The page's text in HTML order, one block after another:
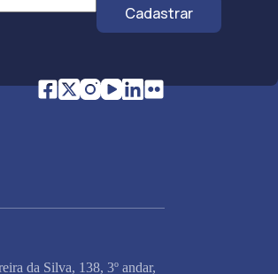
Cadastrar
da Silva, 138, 3º andar,